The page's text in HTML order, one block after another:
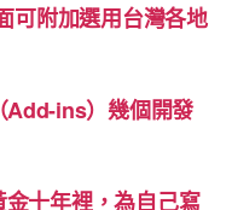
可附加選用台灣各地
ins）幾個開發
十年裡，為自己寫